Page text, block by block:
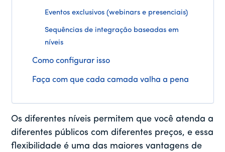
Eventos exclusivos (webinars e presenciais)
Sequências de integração baseadas em
níveis
Como configurar isso
Faça com que cada camada valha a pena
Os diferentes níveis permitem que você atenda a
diferentes públicos com diferentes preços, e essa
flexibilidade é uma das maiores vantagens de